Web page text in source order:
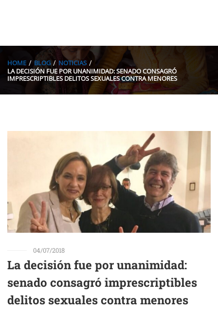
HOME BLOG
NOTICIAS
LA DECISIÓN FUE POR UNANIMIDAD: SENADO CONSAGRÓ
IMPRESCRIPTIBLES DELITOS SEXUALES CONTRA MENORES
04/07/2018
La decisión fue por unanimidad:
senado consagró imprescriptibles
delitos sexuales contra menores